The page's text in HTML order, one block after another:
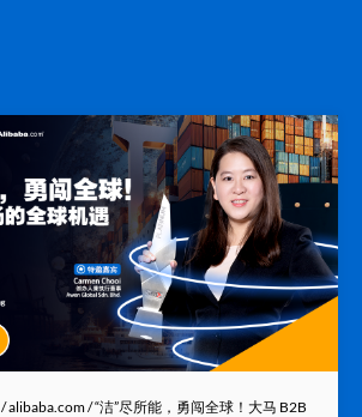
/alibaba.com/ “洁”尽所能，勇闯全球！大马 B2B